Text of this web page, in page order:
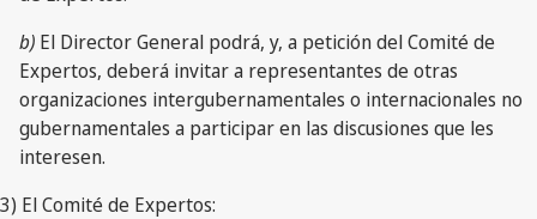
b) El Director General podrá, y, a petición del Comité de
Expertos, deberá invitar a representantes de otras
organizaciones intergubernamentales o internacionales no
gubernamentales a participar en las discusiones que les
interesen.
3) El Comité de Expertos: